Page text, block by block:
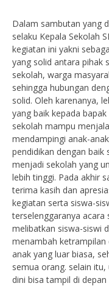
Dalam sambutan yang
selaku Kepala Sekolah
kegiatan ini yakni
yang solid antara pihak
sekolah, warga
sehingga hubungan
solid. Oleh karenanya,
yang baik kepada
sekolah mampu
mendampingi anak-
pendidikan dengan
menjadi sekolah yang
lebih tinggi. Pada akhir
terima kasih dan
kegiatan serta siswa-
terselenggaranya acara
melibatkan siswa-siswi
menambah
anak yang luar biasa,
semua orang. selain
dini bisa tampil di